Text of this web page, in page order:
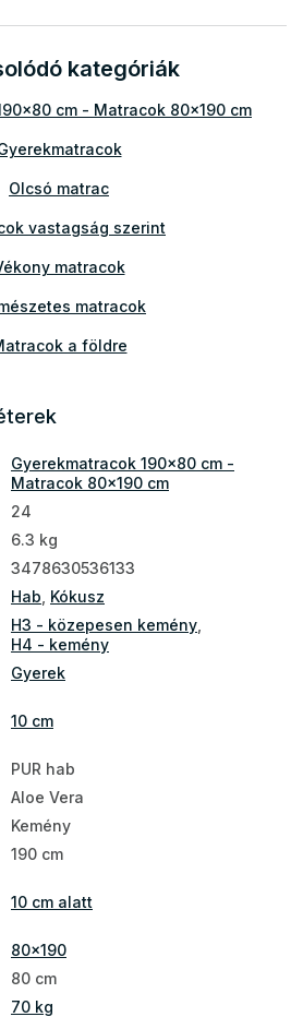
kategóriák
cm - Matracok 80x190 cm
Olcsó matrac
vastagság szerint
matracok
matracok
a földre
matracok
matracok
keménység szerint
Kemény matracok
összetétel szerint
gyerekmatracok
keménység H4
matrac 80x190
80x190
Gyerekmatracok 190x80 cm -
Matracok 80x190 cm
24
6.3 kg
3478630536133
Hab Kókusz
H3 - közepesen kemény
H4 - kemény
Gyerek
10 cm
PUR hab
Aloe Vera
Kemény
190 cm
10 cm alatt
80x190
80 cm
70 kg